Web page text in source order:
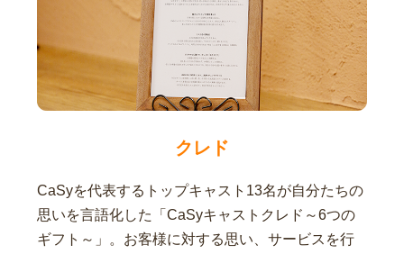
クレド
CaSyを代表するトップキャスト13名が自分たちの
思いを言語化した「CaSyキャストクレド～6つの
ギフト～」。お客様に対する思い、サービスを行